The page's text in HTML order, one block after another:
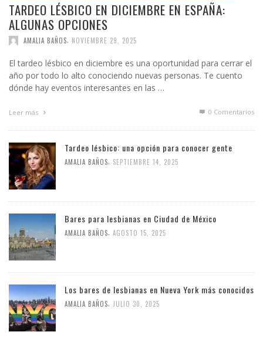
TARDEO LÉSBICO EN DICIEMBRE EN ESPAÑA:
ALGUNAS OPCIONES
AMALIA BAÑOS, NOVIEMBRE 29, 2025
El tardeo lésbico en diciembre es una oportunidad para cerrar el
año por todo lo alto conociendo nuevas personas. Te cuento
dónde hay eventos interesantes en las …
Leer más 0 Comentarios
Tardeo lésbico: una opción para conocer gente
AMALIA BAÑOS, SEPTIEMBRE 14, 2025
Bares para lesbianas en Ciudad de México
AMALIA BAÑOS, AGOSTO 15, 2025
Los bares de lesbianas en Nueva York más conocidos
AMALIA BAÑOS, JULIO 30, 2025